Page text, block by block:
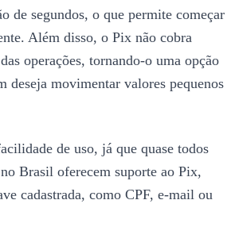
de segundos, o que permite começar
Além disso, o Pix não cobra
operações, tornando-o uma opção
deseja movimentar valores pequenos
de uso, já que quase todos
Brasil oferecem suporte ao Pix,
cadastrada, como CPF, e-mail ou